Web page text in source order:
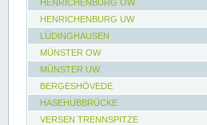
HENRICHENBURG OW
HENRICHENBURG UW
LÜDINGHAUSEN
MÜNSTER OW
MÜNSTER UW
BERGESHÖVEDE
HASEHUBBRÜCKE
VERSEN TRENNSPITZE